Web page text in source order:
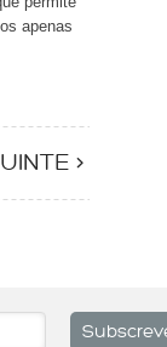
apenas
>